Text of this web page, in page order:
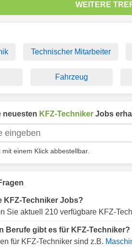
WEITERE
Technischer Mitarbeiter
Fahrzeug
neuesten KFZ-Techniker Jobs
einem Klick abbestellbar.
KFZ-Techniker Jobs?
Sie aktuell 210 verfügbare KFZ-
Berufe gibt es für KFZ-Techniker?
für KFZ-Techniker sind z.B.